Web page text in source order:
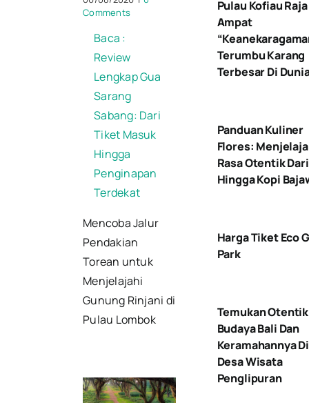
Comments
Baca :
Review
Lengkap Gua
Sarang
Sabang: Dari
Tiket Masuk
Hingga
Penginapan
Terdekat
Mencoba Jalur
Pendakian
Torean untuk
Menjelajahi
Gunung Rinjani di
Pulau Lombok
Pulau Kofiau Raja
Ampat
Terumbu Karang
Terbesar Di
Panduan Kuliner
Flores:
Rasa Otentik
Hingga Kopi
Harga Tiket Eco
Park
Temukan Otentik
Budaya Bali Dan
Keramahannya Di
Desa Wisata
Penglipuran